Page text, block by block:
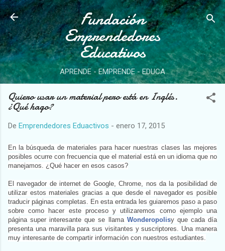
Ir al contenido principal
Fundación
Emprendedores
Educativos
APRENDE - EMPRENDE - EDUCA
Quiero usar un material pero está en Inglés.
¿Qué hago?
De Emprendedores Eduactivos - enero 17, 2015
En la búsqueda de materiales para hacer nuestras clases las mejores
posibles ocurre con frecuencia que el material está en un idioma que no
manejamos. ¿Qué hacer en esos casos?
El navegador de internet de Google, Chrome, nos da la posibilidad de
utilizar estos materiales gracias a que desde el navegador es posible
traducir páginas completas. En esta entrada les guiaremos paso a paso
sobre como hacer este proceso y utilizaremos como ejemplo una
página super interesante que se llama Wonderopolisy que cada día
presenta una maravilla para sus visitantes y suscriptores. Una manera
muy interesante de compartir información con nuestros estudiantes.